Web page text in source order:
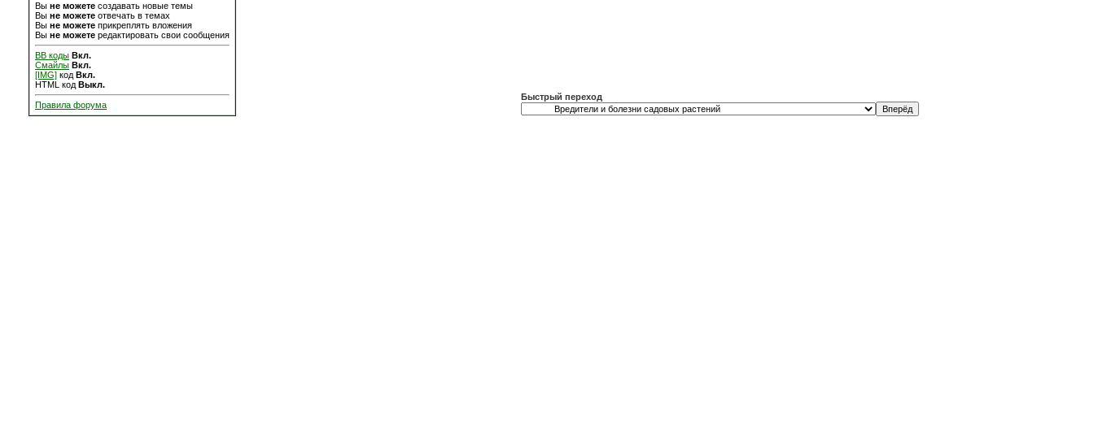
Вы не можете создавать новые темы
Вы не можете отвечать в темах
Вы не можете прикреплять вложения
Вы не можете редактировать свои сообщения
BB коды Вкл.
Смайлы Вкл.
[IMG] код Вкл.
HTML код Выкл.
Правила форума
Быстрый переход